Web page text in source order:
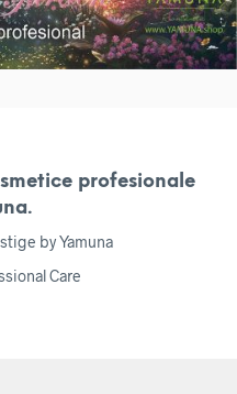
profesionale
by Yamuna
Care